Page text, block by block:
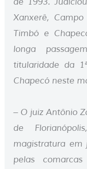
Xanxerê,
Timbó e
longa
titularidade da
Chapecó neste
– O juiz Antônio
de
magistratura em
pelas